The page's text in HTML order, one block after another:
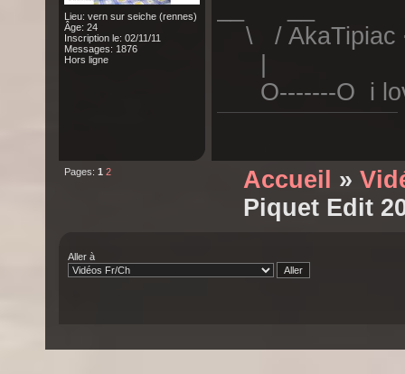
Lieu: vern sur seiche (rennes)
Âge: 24
Inscription le: 02/11/11
Messages: 1876
Hors ligne
\ / AkaTipiac
O-------O i
Pages: 1 2 Accueil »
Piquet Edit
Aller à